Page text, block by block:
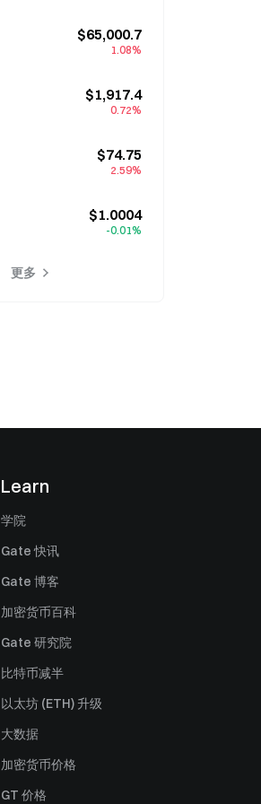
$65,000.7
1.08%
$1,917.4
0.72%
$74.75
2.59%
$1.0004
-0.01%
更多
Learn
学院
Gate 快讯
Gate 博客
加密货币百科
Gate 研究院
比特币减半
以太坊 (ETH) 升级
大数据
加密货币价格
GT 价格